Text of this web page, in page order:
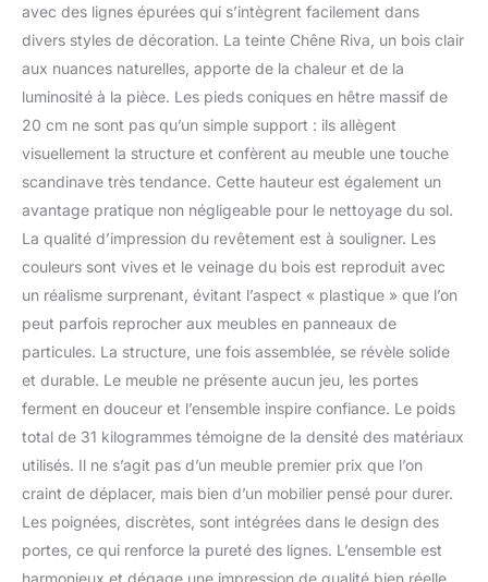
avec des lignes épurées qui s’intègrent facilement dans
divers styles de décoration. La teinte Chêne Riva, un bois clair
aux nuances naturelles, apporte de la chaleur et de la
luminosité à la pièce. Les pieds coniques en hêtre massif de
20 cm ne sont pas qu’un simple support : ils allègent
visuellement la structure et confèrent au meuble une touche
scandinave très tendance. Cette hauteur est également un
avantage pratique non négligeable pour le nettoyage du sol.
La qualité d’impression du revêtement est à souligner. Les
couleurs sont vives et le veinage du bois est reproduit avec
un réalisme surprenant, évitant l’aspect « plastique » que l’on
peut parfois reprocher aux meubles en panneaux de
particules. La structure, une fois assemblée, se révèle solide
et durable. Le meuble ne présente aucun jeu, les portes
ferment en douceur et l’ensemble inspire confiance. Le poids
total de 31 kilogrammes témoigne de la densité des matériaux
utilisés. Il ne s’agit pas d’un meuble premier prix que l’on
craint de déplacer, mais bien d’un mobilier pensé pour durer.
Les poignées, discrètes, sont intégrées dans le design des
portes, ce qui renforce la pureté des lignes. L’ensemble est
harmonieux et dégage une impression de qualité bien réelle.